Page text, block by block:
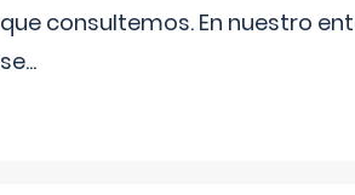
que consultemos. En nuestro
se...